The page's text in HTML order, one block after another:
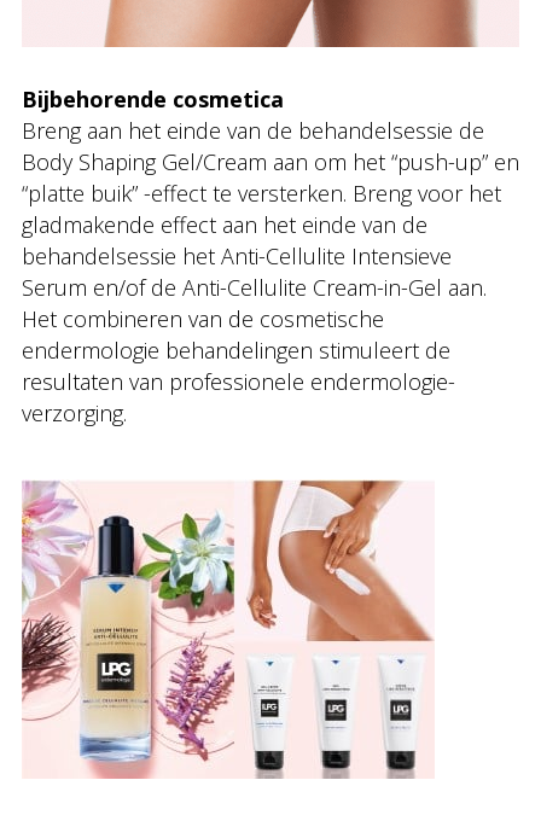
Bijbehorende cosmetica
Breng aan het einde van de behandelsessie de
Body Shaping Gel/Cream aan om het “push-up” en
“platte buik” -effect te versterken. Breng voor het
gladmakende effect aan het einde van de
behandelsessie het Anti-Cellulite Intensieve
Serum en/of de Anti-Cellulite Cream-in-Gel aan.
Het combineren van de cosmetische
endermologie behandelingen stimuleert de
resultaten van professionele endermologie-
verzorging.